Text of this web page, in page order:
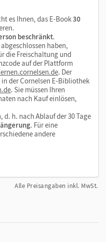
es Ihnen, das E-Book30
beschränkt.
haben,
die Freischaltung und
auf der Plattform
. Der
der Cornelsen E-Bibliothek
. Sie müssen Ihren
nach Kauf einlösen,
h. nach Ablauf der 30 Tage
. Für eine
andere
Alle Preisangaben inkl. MwSt.